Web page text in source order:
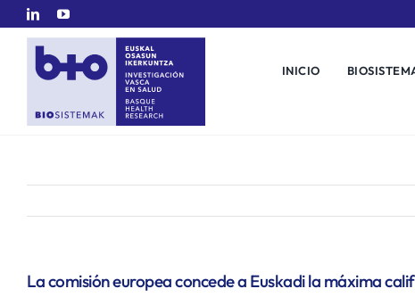
Saltar
contenido
INICIO
La comisión europea concede a Euskadi la máxima